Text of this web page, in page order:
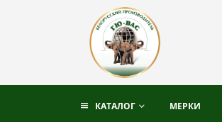
КАТАЛОГ МЕРКИ